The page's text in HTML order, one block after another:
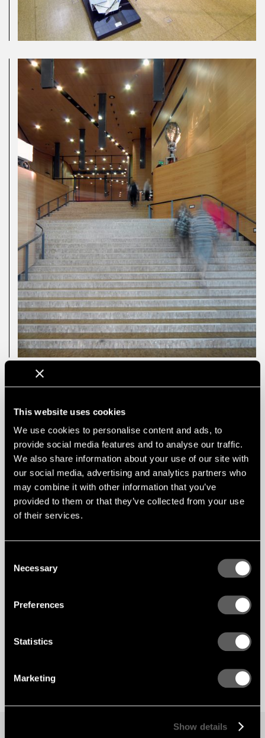
This website uses cookies
We use cookies to personalise content and ads, to
provide social media features and to analyse our traffic.
We also share information about your use of our site with
our social media, advertising and analytics partners who
may combine it with other information that you’ve
provided to them or that they’ve collected from your use
of their services.
Selection
Necessary
Preferences
Statistics
Marketing
Show details